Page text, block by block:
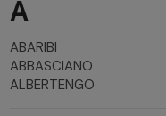
A
ABARIBI
ABBASCIANO
ALBERTENGO